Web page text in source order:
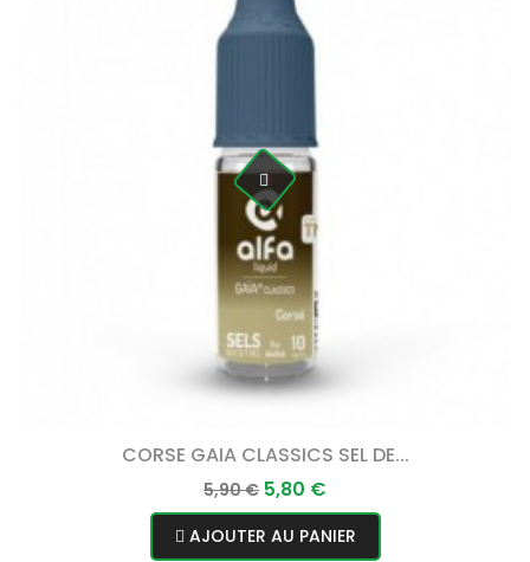
CORSE GAIA CLASSICS SEL DE...
Prix
normal
5,90 € Prix
5,80 €
AJOUTER AU PANIER